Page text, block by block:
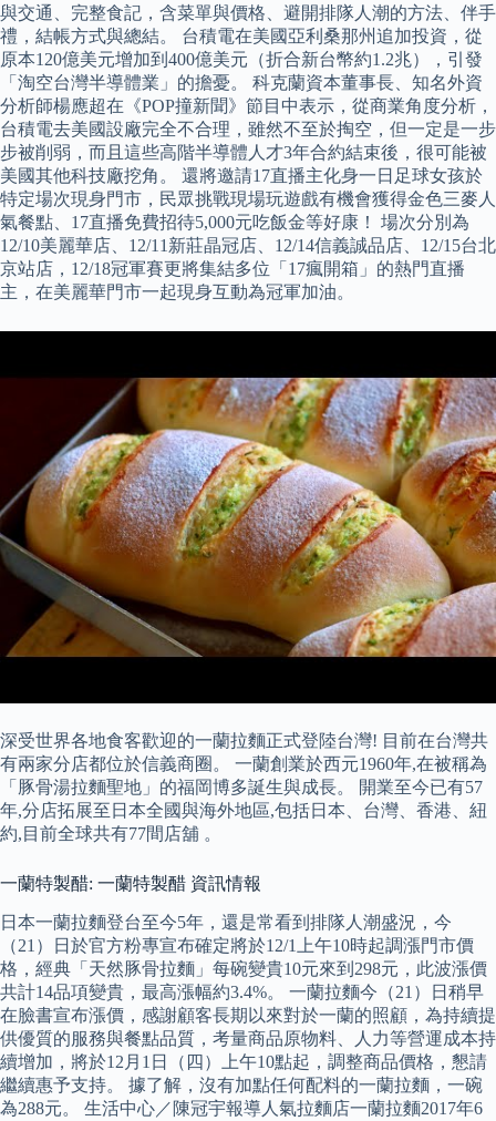
與交通、完整食記，含菜單與價格、避開排隊人潮的方法、伴手
禮，結帳方式與總結。 台積電在美國亞利桑那州追加投資，從
原本120億美元增加到400億美元（折合新台幣約1.2兆），引發
「淘空台灣半導體業」的擔憂。 科克蘭資本董事長、知名外資
分析師楊應超在《POP撞新聞》節目中表示，從商業角度分析，
台積電去美國設廠完全不合理，雖然不至於掏空，但一定是一步
步被削弱，而且這些高階半導體人才3年合約結束後，很可能被
美國其他科技廠挖角。 還將邀請17直播主化身一日足球女孩於
特定場次現身門市，民眾挑戰現場玩遊戲有機會獲得金色三麥人
氣餐點、17直播免費招待5,000元吃飯金等好康！ 場次分別為
12/10美麗華店、12/11新莊晶冠店、12/14信義誠品店、12/15台北
京站店，12/18冠軍賽更將集結多位「17瘋開箱」的熱門直播
主，在美麗華門市一起現身互動為冠軍加油。
深受世界各地食客歡迎的一蘭拉麵正式登陸台灣! 目前在台灣共
有兩家分店都位於信義商圈。 一蘭創業於西元1960年,在被稱為
「豚骨湯拉麵聖地」的福岡博多誕生與成長。 開業至今已有57
年,分店拓展至日本全國與海外地區,包括日本、台灣、香港、紐
約,目前全球共有77間店舖 。
一蘭特製醋: 一蘭特製醋 資訊情報
日本一蘭拉麵登台至今5年，還是常看到排隊人潮盛況，今
（21）日於官方粉專宣布確定將於12/1上午10時起調漲門市價
格，經典「天然豚骨拉麵」每碗變貴10元來到298元，此波漲價
共計14品項變貴，最高漲幅約3.4%。 一蘭拉麵今（21）日稍早
在臉書宣布漲價，感謝顧客長期以來對於一蘭的照顧，為持續提
供優質的服務與餐點品質，考量商品原物料、人力等營運成本持
續增加，將於12月1日（四）上午10點起，調整商品價格，懇請
繼續惠予支持。 據了解，沒有加點任何配料的一蘭拉麵，一碗
為288元。 生活中心／陳冠宇報導人氣拉麵店一蘭拉麵2017年6